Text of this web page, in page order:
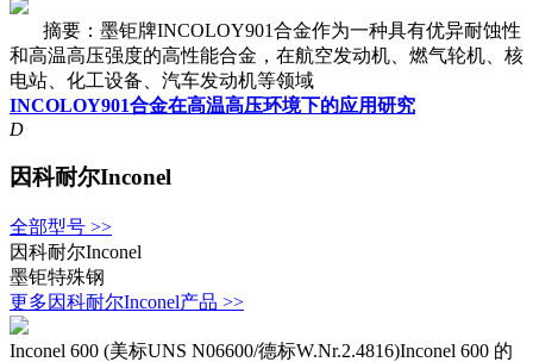
摘要：墨钜牌INCOLOY901合金作为一种具有优异耐蚀性
和高温高压强度的高性能合金，在航空发动机、燃气轮机、核
电站、化工设备、汽车发动机等领域
INCOLOY901合金在高温高压环境下的应用研究
D
因科耐尔Inconel
全部型号 >>
因科耐尔Inconel
墨钜特殊钢
更多因科耐尔Inconel产品 >>
Inconel 600 (美标UNS N06600/德标W.Nr.2.4816)Inconel 600 的